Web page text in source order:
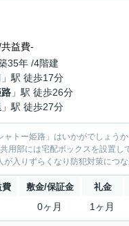
益費-
35年 /4階建
」駅 徒歩17分
」駅 徒歩26分
」駅 徒歩27分
トー姫路」はいかがでしょう
用部には宅配ボックスを設置
入りずらくなり防犯対策につ
費 敷金/保証金 礼金
0ヶ月 1ヶ月